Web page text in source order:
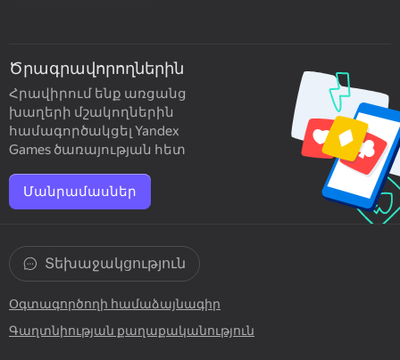
Ծրագրավորողներին
Հրավիրում ենք առցանց
խաղերի մշակողներին
համագործակցել Yandex
Games ծառայության հետ
Մանրամասներ
Օգտագործողի համաձայնագիր
Գաղտնիության քաղաքականություն
Տեխաջակցություն